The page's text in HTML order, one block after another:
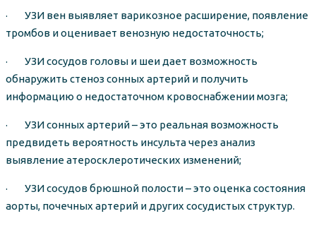
· УЗИ вен выявляет варикозное расширение, появление
тромбов и оценивает венозную недостаточность;
· УЗИ сосудов головы и шеи дает возможность
обнаружить стеноз сонных артерий и получить
информацию о недостаточном кровоснабжении мозга;
· УЗИ сонных артерий – это реальная возможность
предвидеть вероятность инсульта через анализ
выявление атеросклеротических изменений;
· УЗИ сосудов брюшной полости – это оценка состояния
аорты, почечных артерий и других сосудистых структур.